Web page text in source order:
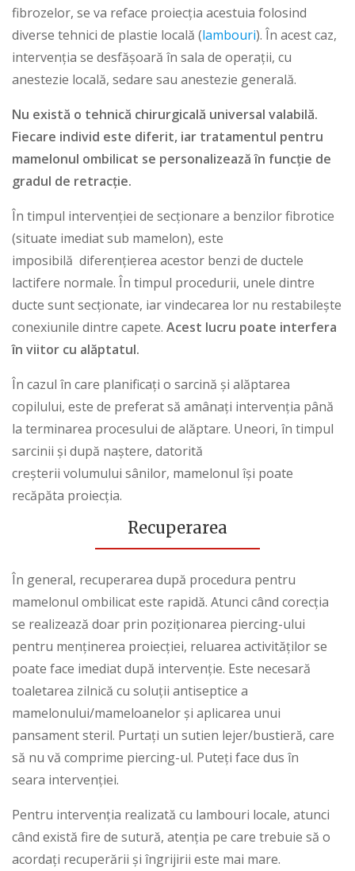
fibrozelor, se va reface proiecția acestuia folosind
diverse tehnici de plastie locală (lambouri). În acest caz,
intervenția se desfășoară în sala de operații, cu
anestezie locală, sedare sau anestezie generală.
Nu există o tehnică chirurgicală universal valabilă.
Fiecare individ este diferit, iar tratamentul pentru
mamelonul ombilicat se personalizează în funcție de
gradul de retracție.
În timpul intervenției de secționare a benzilor fibrotice
(situate imediat sub mamelon), este
imposibilă diferențierea acestor benzi de ductele
lactifere normale. În timpul procedurii, unele dintre
ducte sunt secționate, iar vindecarea lor nu restabilește
conexiunile dintre capete. Acest lucru poate interfera
în viitor cu alăptatul.
În cazul în care planificați o sarcină și alăptarea
copilului, este de preferat să amânați intervenția până
la terminarea procesului de alăptare. Uneori, în timpul
sarcinii și după naștere, datorită
creșterii volumului sânilor, mamelonul își poate
recăpăta proiecția.
Recuperarea
În general, recuperarea după procedura pentru
mamelonul ombilicat este rapidă. Atunci când corecția
se realizează doar prin poziționarea piercing-ului
pentru menținerea proiecției, reluarea activităților se
poate face imediat după intervenție. Este necesară
toaletarea zilnică cu soluții antiseptice a
mamelonului/mameloanelor și aplicarea unui
pansament steril. Purtați un sutien lejer/bustieră, care
să nu vă comprime piercing-ul. Puteți face dus în
seara intervenției.
Pentru intervenția realizată cu lambouri locale, atunci
când există fire de sutură, atenția pe care trebuie să o
acordați recuperării și îngrijirii este mai mare.